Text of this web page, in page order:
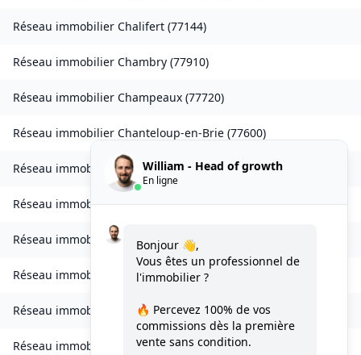
Réseau immobilier Chalifert (77144)
Réseau immobilier Chambry (77910)
Réseau immobilier Champeaux (77720)
Réseau immobilier Chanteloup-en-Brie (77600)
Réseau immobilierLa Chapelle-Rablais (77370)
Réseau immobilierLes Chapelles-Bourbon(77610)
Réseau immobilierCharmentray(77410
Réseau immobilier Charny(77410)
Réseau immobilier Chessy(77700)
Réseau immobilier Combs-la-Ville (77380)
William - Head of growth
En ligne
Bonjour 👋,
Vous êtes un professionnel de
l'immobilier ?
🔥 Percevez 100% de vos
commissions dès la première
vente sans condition.